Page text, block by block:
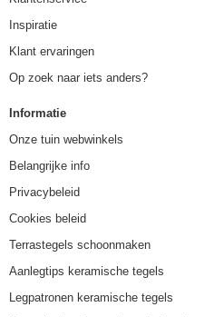
Inspiratie
Klant ervaringen
Op zoek naar iets anders?
Informatie
Onze tuin webwinkels
Belangrijke info
Privacybeleid
Cookies beleid
Terrastegels schoonmaken
Aanlegtips keramische tegels
Legpatronen keramische tegels